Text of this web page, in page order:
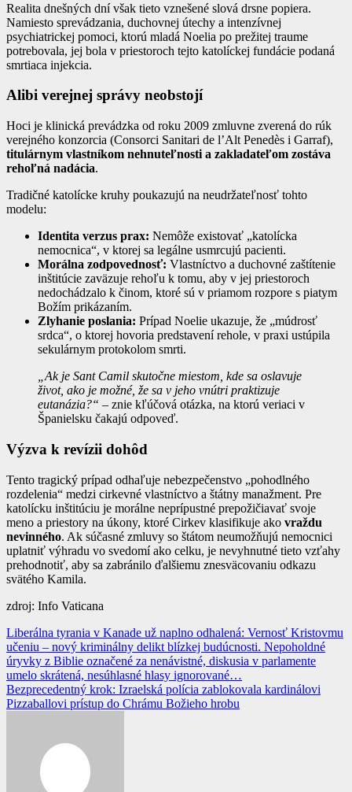
Realita dnešných dní však tieto vznešené slová drsne popiera.
Namiesto sprevádzania, duchovnej útechy a intenzívnej
psychiatrickej pomoci, ktorú mladá Noelia po prežitej traume
potrebovala, jej bola v priestoroch tejto katolíckej fundácie podaná
smrtiaca injekcia.
Alibi verejnej správy neobstojí
Hoci je klinická prevádzka od roku 2009 zmluvne zverená do rúk
verejného konzorcia (Consorci Sanitari de l’Alt Penedès i Garraf),
titulárnym vlastníkom nehnuteľnosti a zakladateľom zostáva
rehoľná nadácia.
Tradičné katolícke kruhy poukazujú na neudržateľnosť tohto
modelu:
Identita verzus prax: Nemôže existovať „katolícka
nemocnica“, v ktorej sa legálne usmrcujú pacienti.
Morálna zodpovednosť: Vlastníctvo a duchovné zaštítenie
inštitúcie zaväzuje rehoľu k tomu, aby v jej priestoroch
nedochádzalo k činom, ktoré sú v priamom rozpore s piatym
Božím prikázaním.
Zlyhanie poslania: Prípad Noelie ukazuje, že „múdrosť
srdca“, o ktorej hovoria predstavení rehole, v praxi ustúpila
sekulárnym protokolom smrti.
„Ak je Sant Camil skutočne miestom, kde sa oslavuje
život, ako je možné, že sa v jeho vnútri praktizuje
eutanázia?“ – znie kľúčová otázka, na ktorú veriaci v
Španielsku čakajú odpoveď.
Výzva k revízii dohôd
Tento tragický prípad odhaľuje nebezpečenstvo „pohodlného
rozdelenia“ medzi cirkevné vlastníctvo a štátny manažment. Pre
katolícku inštitúciu je morálne neprípustné prepožičiavať svoje
meno a priestory na úkony, ktoré Cirkev klasifikuje ako vraždu
nevinného. Ak súčasné zmluvy so štátom neumožňujú nemocnici
uplatniť výhradu vo svedomí ako celku, je nevyhnutné tieto vzťahy
prehodnotiť, aby sa zabránilo ďalšiemu znesväcovaniu odkazu
svätého Kamila.
zdroj: Info Vaticana
Navigácia
v
článku
Liberálna tyrania v Kanade už naplno odhalená: Vernosť Kristovmu
učeniu – nový kriminálny delikt blízkej budúcnosti. Nepoholdné
úryvky z Biblie označené za nenávistné, diskusia v parlamente
umelo skrátená, nesúhlasné hlasy ignorované…
Bezprecedentný krok: Izraelská polícia zablokovala kardinálovi
Pizzaballovi prístup do Chrámu Božieho hrobu